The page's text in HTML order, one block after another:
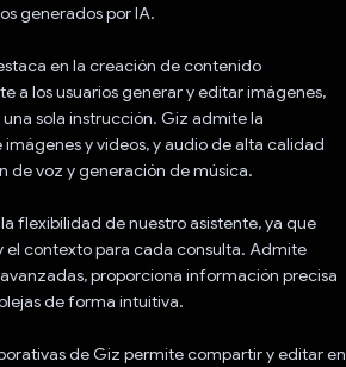
generados por IA.
en la creación de contenido
a los usuarios generar y editar imágenes,
sola instrucción. Giz admite la
y videos, y audio de alta calidad
de voz y generación de música.
flexibilidad de nuestro asistente, ya que
el contexto para cada consulta. Admite
proporciona información precisa
de forma intuitiva.
de Giz permite compartir y editar en